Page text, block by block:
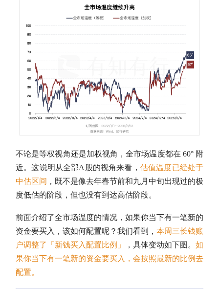
不论是等权视角还是加权视角，全市场温度都在 60° 附
近。这说明从全部A股的视角来看， 估值温度已经处于
中估区间 ，既不是像去年春节前和九月中旬出现过的极
度低估的阶段，但也没有到达高估阶段。
前面介绍了全市场温度的情况，如果你当下有一笔新的
资金要买入，该如何配置呢？我们看到， 本周三长钱账
户调整了「新钱买入配置比例」
，具体变动如下图。 如
果你当下有一笔新的资金要买入，会按照最新的比例去
配置。